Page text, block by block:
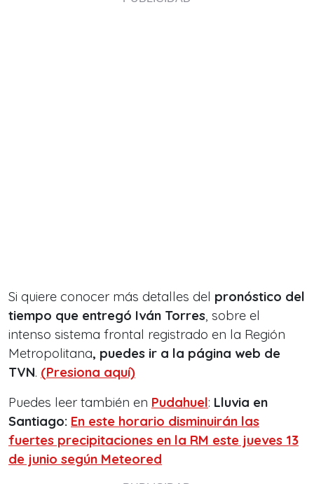
Si quiere conocer más detalles del pronóstico del
tiempo que entregó Iván Torres , sobre el
intenso sistema frontal registrado en la Región
Metropolitana, puedes ir a la página web de
TVN. (Presiona aquí)
Puedes leer también en Pudahuel: Lluvia en
Santiago: En este horario disminuirán las
fuertes precipitaciones en la RM este jueves 13
de junio según Meteored